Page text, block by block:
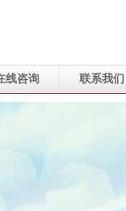
线咨询 联系我们